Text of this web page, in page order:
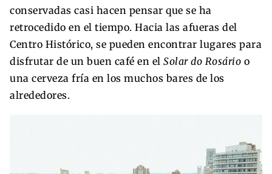
conservadas casi hacen pensar que se ha
retrocedido en el tiempo. Hacia las afueras del
Centro Histórico, se pueden encontrar lugares para
disfrutar de un buen café en el Solar do Rosário o
una cerveza fría en los muchos bares de los
alrededores.